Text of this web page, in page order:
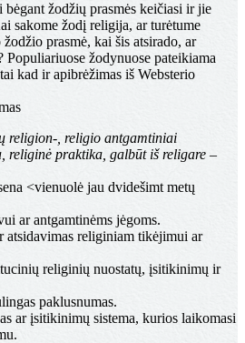
žodžių prasmės keičiasi ir jie
sakome žodį religija, ar turėtume
prasmė, kai šis atsirado, ar
Populiariuose žodynuose pateikiama
kad ir apibrėžimas iš Websterio
religion-, religio antgamtiniai
religinė praktika, galbūt iš religare –
<vienuolė jau dvidešimt metų
ar antgamtinėms jėgoms.
atsidavimas religiniam tikėjimui ar
religinių nuostatų, įsitikinimų ir
paklusnumas.
ar įsitikinimų sistema, kurios laikomasi